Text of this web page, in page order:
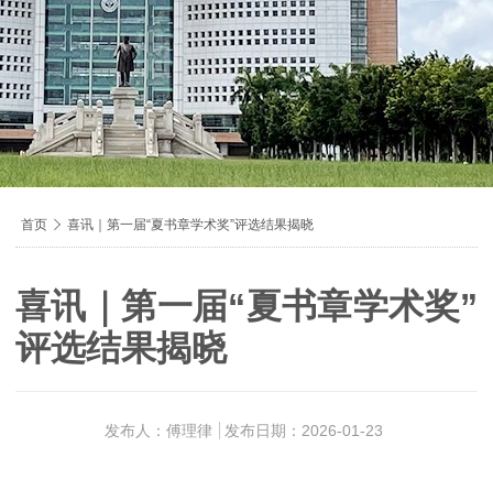
导
航
迹
首页  喜讯｜第一届“夏书章学术奖”评选结果揭晓
喜讯｜第一届“夏书章学术奖”
评选结果揭晓
发布人：傅理律 发布日期：2026-01-23